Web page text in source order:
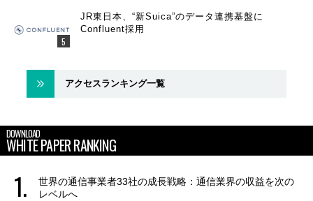
JR東日本、“新Suica”のデータ連携基盤に
Confluent採用
アクセスランキング一覧
DOWNLOAD
WHITE PAPER RANKING
世界の通信事業者33社の成長戦略：通信業界の収益を次の
レベルへ